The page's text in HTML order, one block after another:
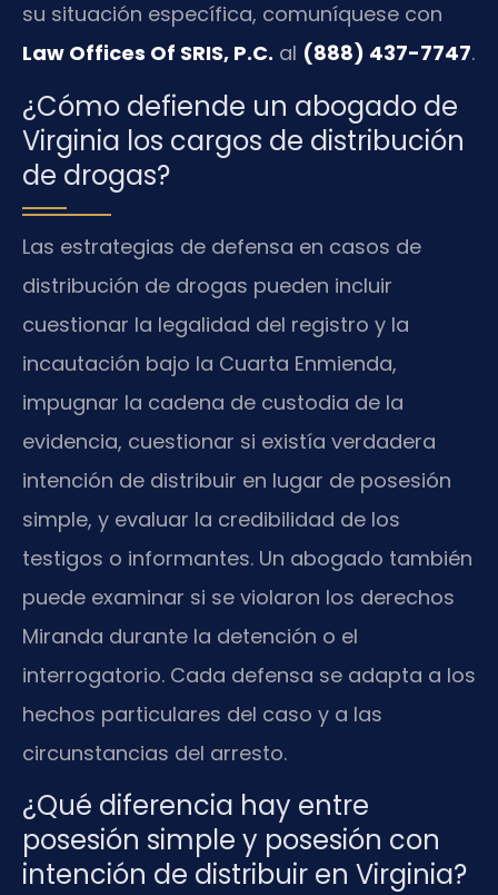
su situación específica, comuníquese con
Law Offices Of SRIS, P.C. al (888) 437-7747.
¿Cómo defiende un abogado de
Virginia los cargos de distribución
de drogas?
Las estrategias de defensa en casos de
distribución de drogas pueden incluir
cuestionar la legalidad del registro y la
incautación bajo la Cuarta Enmienda,
impugnar la cadena de custodia de la
evidencia, cuestionar si existía verdadera
intención de distribuir en lugar de posesión
simple, y evaluar la credibilidad de los
testigos o informantes. Un abogado también
puede examinar si se violaron los derechos
Miranda durante la detención o el
interrogatorio. Cada defensa se adapta a los
hechos particulares del caso y a las
circunstancias del arresto.
¿Qué diferencia hay entre
posesión simple y posesión con
intención de distribuir en Virginia?